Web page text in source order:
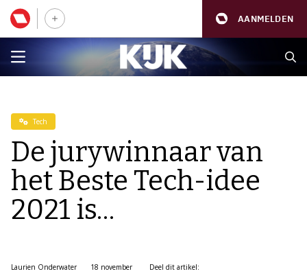
AANMELDEN
Tech
De jurywinnaar van
het Beste Tech-idee
2021 is…
Laurien Onderwater
18 november
Deel dit artikel: